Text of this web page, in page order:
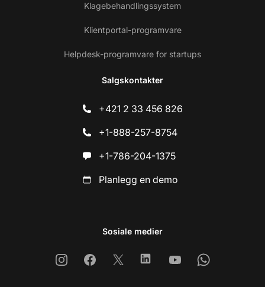
Klagebehandlingssystem
Klientportal-programvare
Helpdesk-programvare for startups
Salgskontakter
+421 2 33 456 826
+1-888-257-8754
+1-786-204-1375
Planlegg en demo
Sosiale medier
InstagramFacebook
X LinkedinYoutubeWhatsapp